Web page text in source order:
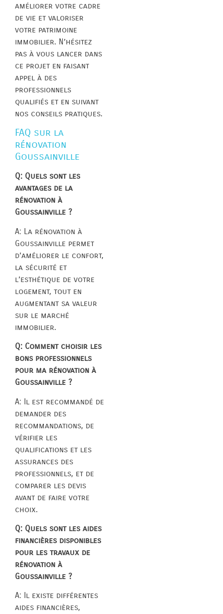
améliorer votre cadre
de vie et valoriser
votre patrimoine
immobilier. N’hésitez
pas à vous lancer dans
ce projet en faisant
appel à des
professionnels
qualifiés et en suivant
nos conseils pratiques.
FAQ sur la
rénovation
Goussainville
Q: Quels sont les
avantages de la
rénovation à
Goussainville ?
A: La rénovation à
Goussainville permet
d’améliorer le confort,
la sécurité et
l’esthétique de votre
logement, tout en
augmentant sa valeur
sur le marché
immobilier.
Q: Comment choisir les
bons professionnels
pour ma rénovation à
Goussainville ?
A: Il est recommandé de
demander des
recommandations, de
vérifier les
qualifications et les
assurances des
professionnels, et de
comparer les devis
avant de faire votre
choix.
Q: Quels sont les aides
financières disponibles
pour les travaux de
rénovation à
Goussainville ?
A: Il existe différentes
aides financières,